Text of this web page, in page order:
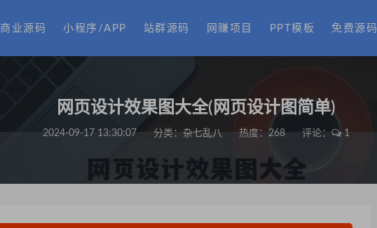
商业源码 小程序/APP 站群源码 网赚项目 PPT模板 免费源码
网页设计效果图大全(网页设计图简单)
2024-09-17 13:30:07 分类： 杂七乱八 热度：268 评论： 1